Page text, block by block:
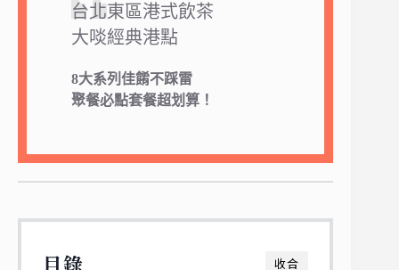
台北東區港式飲茶
大啖經典港點
8大系列佳餚不踩雷
聚餐必點套餐超划算！
收合
目錄